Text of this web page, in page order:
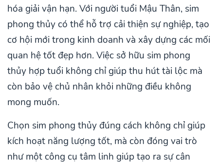
hóa giải vận hạn. Với người tuổi Mậu Thân, sim
phong thủy có thể hỗ trợ cải thiện sự nghiệp, tạo
cơ hội mới trong kinh doanh và xây dựng các mối
quan hệ tốt đẹp hơn. Việc sở hữu sim phong
thủy hợp tuổi không chỉ giúp thu hút tài lộc mà
còn bảo vệ chủ nhân khỏi những điều không
mong muốn.
Chọn sim phong thủy đúng cách không chỉ giúp
kích hoạt năng lượng tốt, mà còn đóng vai trò
như một công cụ tâm linh giúp tạo ra sự cân